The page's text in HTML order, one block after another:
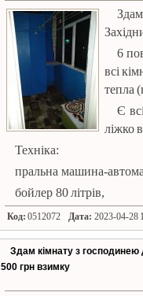
6
всі
тепла
Є
ліжко
Техніка:
пральна машина-
бойлер 80 літрів,
Код: 0512072 Дата: 2023-04-28
Здам кімнату з господинею
500 грн взимку